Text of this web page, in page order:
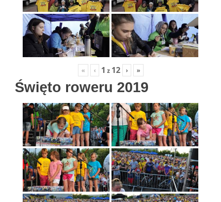
« ‹ 1 z 12 › »
Święto roweru 2019